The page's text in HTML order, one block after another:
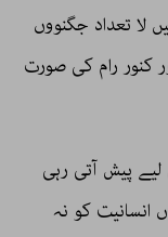
تعداد جگنووں
کنور رام کی صورت
پیش آتی رہی
کو نہ